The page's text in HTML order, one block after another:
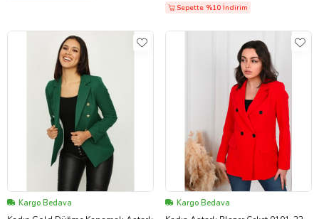
Sepette %10 İndirim
Kargo Bedava Kargo Bedava